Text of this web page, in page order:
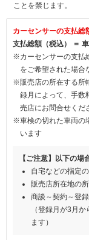
ことを禁じます。
カーセンサーの支払総
支払総額（税込） ＝
※カーセンサーの支払
をご希望された場合
※販売店の所在する所
録月によって、手数
売店にお問合せくだ
※車検の切れた車両の
います
【ご注意】以下の
自宅などの指定
販売店所在地の
商談～契約～登
（登録月が3月
ます）